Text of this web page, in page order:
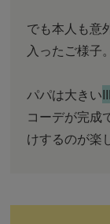
でも本人も意
入ったご様子
パパは大きい
コーデが完成
けするのが楽